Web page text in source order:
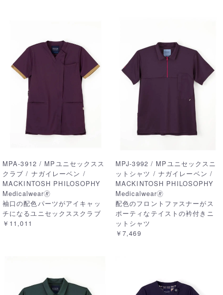
MPA-3912 / MPユニセックスス
クラブ / ナガイレーベン /
MACKINTOSH PHILOSOPHY
Medicalwear🄬
袖口の配色パーツがアイキャッ
チになるユニセックススクラブ
￥11,011
MPJ-3992 / MPユニセックスニ
ットシャツ / ナガイレーベン /
MACKINTOSH PHILOSOPHY
Medicalwear🄬
配色のフロントファスナーがス
ポーティなテイストの衿付きニ
ットシャツ
￥7,469